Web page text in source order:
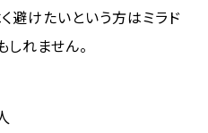
避けたいという方はミラド
れません。